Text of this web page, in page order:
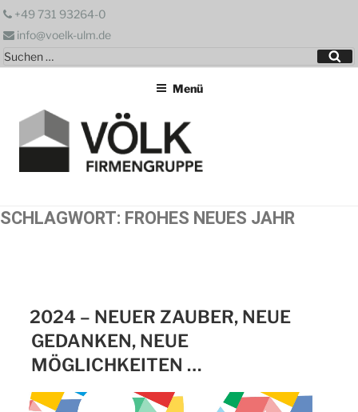
Zum
springen
+49 731 93264-0
info@voelk-ulm.de
Suchen
nach:
Menü
SCHLAGWORT: FROHES NEUES JAHR
2024 – NEUER ZAUBER, NEUE
GEDANKEN, NEUE
MÖGLICHKEITEN …